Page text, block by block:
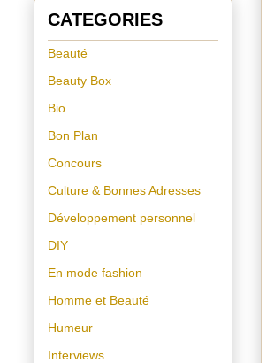
CATEGORIES
Beauté
Beauty Box
Bio
Bon Plan
Concours
Culture & Bonnes Adresses
Développement personnel
DIY
En mode fashion
Homme et Beauté
Humeur
Interviews